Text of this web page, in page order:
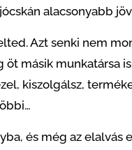
alacsonyabb
Azt senki nem
másik munkatársa
kiszolgálsz,
és még az elalvás